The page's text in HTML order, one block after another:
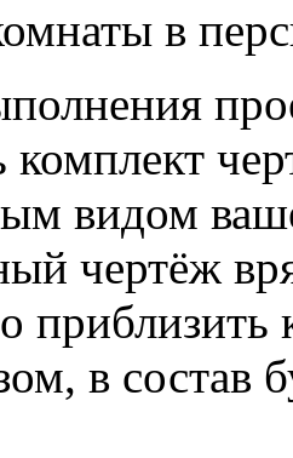
в
комплект
видом
чертёж
приблизить
в состав